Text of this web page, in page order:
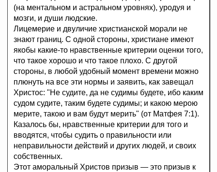
(на ментальном и астральном уровнях), уродуя и
мозги, и души людские.
Лицемерие и двуличие христианской морали не
знают границ. С одной стороны, христиане имеют
якобы какие-то нравственные критерии оценки того,
что такое хорошо и что такое плохо. С другой
стороны, в любой удобный момент времени можно
плюнуть на все эти нормы и заявить, как завещал
Христос: "Не судите, да не судимы будете, ибо каким
судом судите, таким будете судимы; и какою мерою
мерите, такою и вам будут мерить" (от Матфея 7:1).
Казалось бы, нравственные критерии для того и
вводятся, чтобы судить о правильности или
неправильности действий и других людей, и своих
собственных.
Этот аморальный Христов призыв — это призыв к